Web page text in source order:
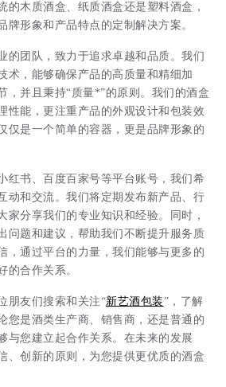
的木质酒盒、纸质酒盒还是塑料酒盒，
牌形象和产品特点的定制解决方案。
的团队，致力于追求卓越和品质。我们
术，能够确保产品的高质量和精细加
，并且秉持“质量*”的原则。我们的酒盒
性能，更注重产品的外观设计和包装效
仅是一个简单的容器，更是品牌形象的
红书、百度百家号等平台账号，我们希
动和交流。我们将定期发布新产品、行
家分享我们的专业知识和经验。同时，
问题和建议，帮助我们不断提升服务质
，通过平台的力量，我们能够与更多的
的合作关系。
朋友们搜索和关注“新艺酒包装”，了解
您是酒类生产商、销售商，还是普通的
与您建立起合作关系。在未来的发展
、创新的原则，为您提供更优质的酒盒